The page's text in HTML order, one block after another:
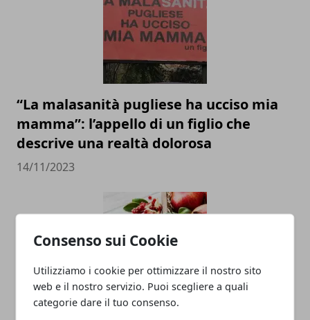
Consenso sui Cookie
Utilizziamo i cookie per ottimizzare il nostro sito
web e il nostro servizio. Puoi scegliere a quali
categorie dare il tuo consenso.
“La malasanità pugliese ha ucciso mia
mamma”: l’appello di un figlio che
descrive una realtà dolorosa
14/11/2023